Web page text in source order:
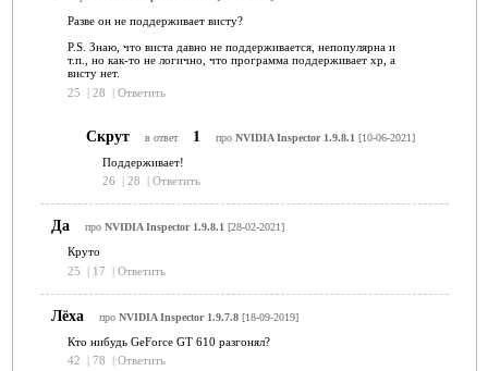
Разве он не поддерживает висту?
P.S. Знаю, что виста давно не поддерживается, непопулярна и
т.п., но как-то не логично, что программа поддерживает хр, а
висту нет.
25
| 28 | Ответить
Скрут в ответ 1 про NVIDIA Inspector 1.9.8.1 [10-06-2021]
Поддерживает!
26
| 28 | Ответить
Да про NVIDIA Inspector 1.9.8.1 [28-02-2021]
Круто
25
| 17 | Ответить
Лёха про NVIDIA Inspector 1.9.7.8[18-09-2019]
Кто нибудь GeForce GT 610 разгонял?
42
| 78 | Ответить